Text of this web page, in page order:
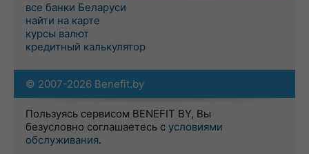
все банки Беларуси
найти на карте
курсы валют
кредитный калькулятор
© 2007-2026 Benefit.by
Пользуясь сервисом BENEFIT BY, Вы
безусловно соглашаетесь с условиями
обслуживания.